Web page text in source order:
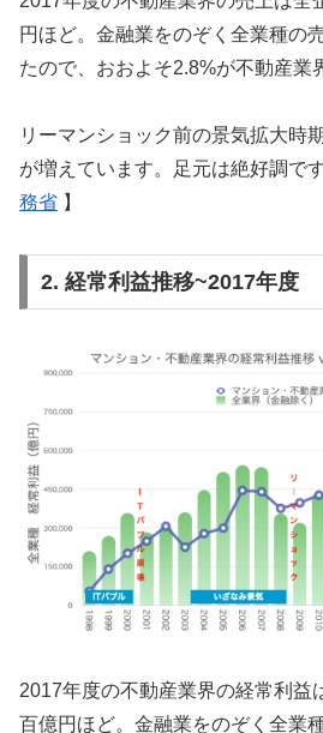
円ほど。金融業をのぞく全業種の
たので、おおよそ2.8%が不動産業
リーマンショック前の景気拡大時
が増えています。足元は絶好調で
務省 】
2. 経常利益推移~2017年度
2017年度の不動産業界の経常利益
百億円ほど。金融業をのぞく全業